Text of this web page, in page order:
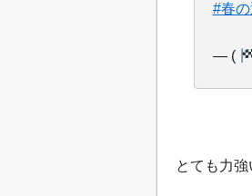
#春
— (
とても力